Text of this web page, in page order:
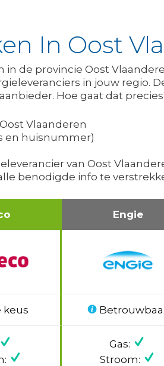
In Oost
de provincie Oost
in jouw regio.
Hoe gaat dat
Vlaanderen
en huisnummer)
van Oost
benodigde info te
Engie
keus
Gas:
Stroom: